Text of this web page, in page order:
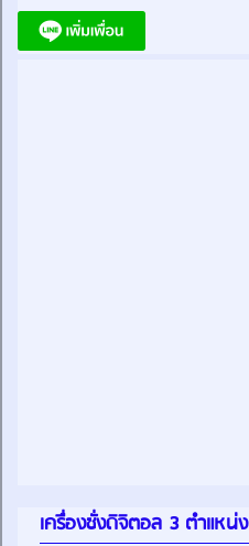
เครื่องชั่งดิจิตอล 3 ตำแหน่ง